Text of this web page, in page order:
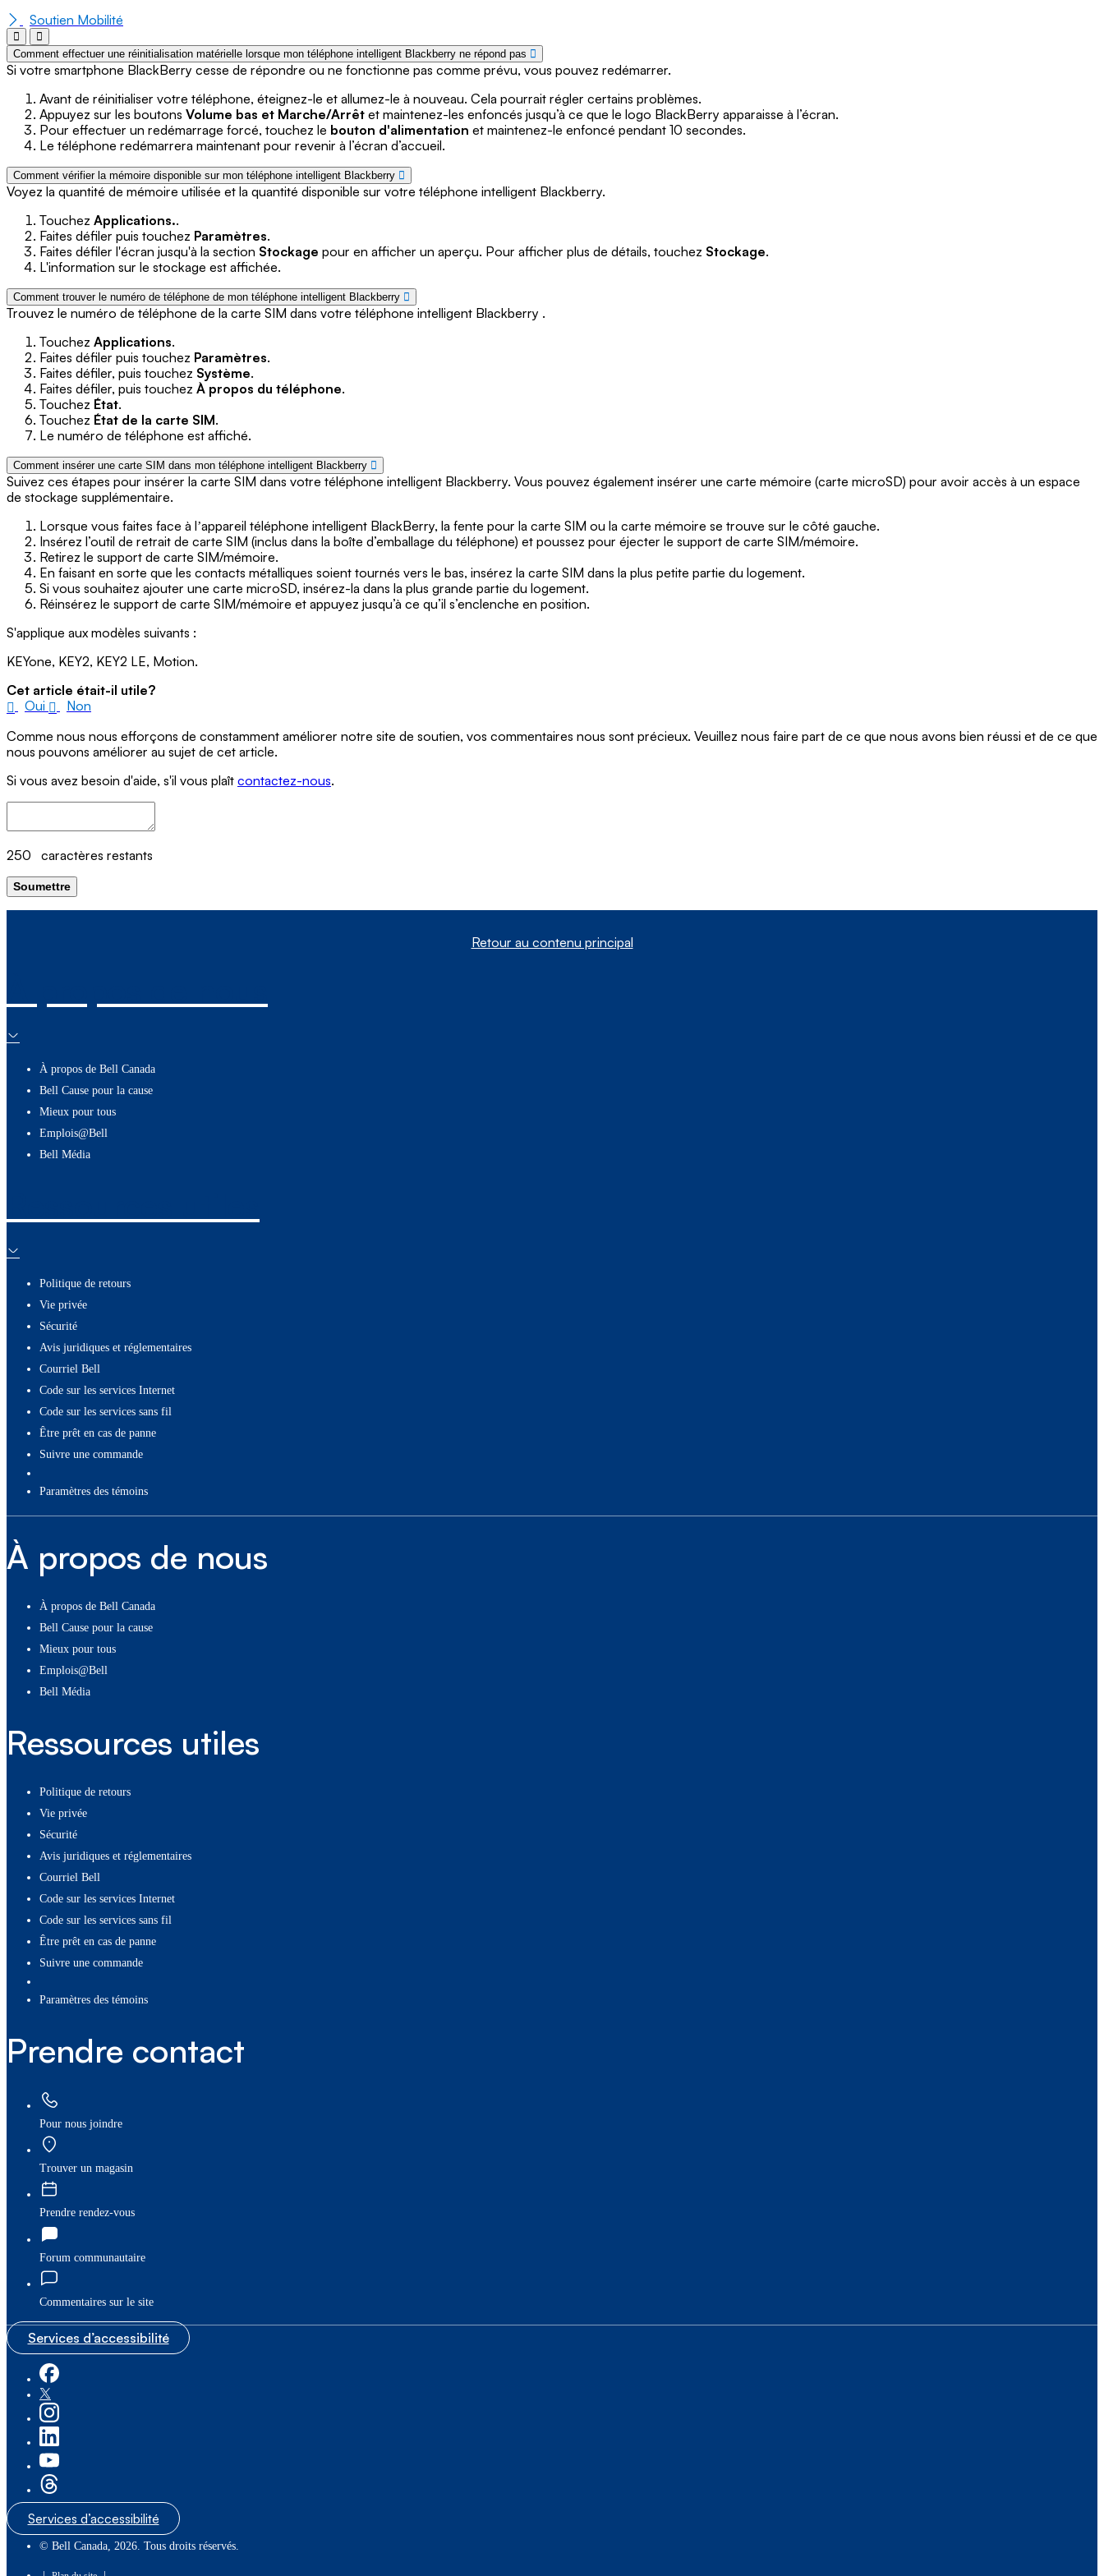
Soutien Mobilité
Comment effectuer une réinitialisation matérielle lorsque mon téléphone intelligent Blackberry ne répond pas
Si votre smartphone BlackBerry cesse de répondre ou ne fonctionne pas comme prévu, vous pouvez redémarrer.
Avant de réinitialiser votre téléphone, éteignez-le et allumez-le à nouveau. Cela pourrait régler certains problèmes.
Appuyez sur les boutons Volume bas et Marche/Arrêt et maintenez-les enfoncés jusqu’à ce que le logo BlackBerry apparaisse à l’écran.
Pour effectuer un redémarrage forcé, touchez le bouton d'alimentation et maintenez-le enfoncé pendant 10 secondes.
Le téléphone redémarrera maintenant pour revenir à l’écran d’accueil.
Comment vérifier la mémoire disponible sur mon téléphone intelligent Blackberry
Voyez la quantité de mémoire utilisée et la quantité disponible sur votre téléphone intelligent Blackberry.
Touchez Applications..
Faites défiler puis touchez Paramètres.
Faites défiler l'écran jusqu'à la section Stockage pour en afficher un aperçu. Pour afficher plus de détails, touchez Stockage.
L'information sur le stockage est affichée.
Comment trouver le numéro de téléphone de mon téléphone intelligent Blackberry
Trouvez le numéro de téléphone de la carte SIM dans votre téléphone intelligent Blackberry .
Touchez Applications.
Faites défiler puis touchez Paramètres.
Faites défiler, puis touchez Système.
Faites défiler, puis touchez À propos du téléphone.
Touchez État.
Touchez État de la carte SIM.
Le numéro de téléphone est affiché.
Comment insérer une carte SIM dans mon téléphone intelligent Blackberry
Suivez ces étapes pour insérer la carte SIM dans votre téléphone intelligent Blackberry. Vous pouvez également insérer une carte mémoire (carte microSD) pour avoir accès à un espace
de stockage supplémentaire.
Lorsque vous faites face à lʼappareil téléphone intelligent BlackBerry, la fente pour la carte SIM ou la carte mémoire se trouve sur le côté gauche.
Insérez l’outil de retrait de carte SIM (inclus dans la boîte d’emballage du téléphone) et poussez pour éjecter le support de carte SIM/mémoire.
Retirez le support de carte SIM/mémoire.
En faisant en sorte que les contacts métalliques soient tournés vers le bas, insérez la carte SIM dans la plus petite partie du logement.
Si vous souhaitez ajouter une carte microSD, insérez-la dans la plus grande partie du logement.
Réinsérez le support de carte SIM/mémoire et appuyez jusqu’à ce qu’il s’enclenche en position.
S'applique aux modèles suivants :
KEYone, KEY2, KEY2 LE, Motion.
Cet article était-il utile?
Oui
Non
Comme nous nous efforçons de constamment améliorer notre site de soutien, vos commentaires nous sont précieux. Veuillez nous faire part de ce que nous avons bien réussi et de ce que
nous pouvons améliorer au sujet de cet article.
Si vous avez besoin d'aide, s'il vous plaît contactez-nous.
250 caractères restants
Soumettre
Retour au contenu principal
À propos de Bell Canada
Bell Cause pour la cause
Mieux pour tous
Emplois@Bell
Bell Média
Politique de retours
Vie privée
Sécurité
Avis juridiques et réglementaires
Courriel Bell
Code sur les services Internet
Code sur les services sans fil
Être prêt en cas de panne
Suivre une commande
paramètres des témoins
À propos de nous
À propos de Bell Canada
Bell Cause pour la cause
Mieux pour tous
Emplois@Bell
Bell Média
Ressources utiles
Politique de retours
Vie privée
Sécurité
Avis juridiques et réglementaires
Courriel Bell
Code sur les services Internet
Code sur les services sans fil
Être prêt en cas de panne
Suivre une commande
paramètres des témoins
Prendre contact
Pour nous joindre
Trouver un magasin
Prendre rendez-vous
Forum communautaire
Commentaires sur le site
Services d’accessibilité
Services d’accessibilité
© Bell Canada, 2026. Tous droits réservés.